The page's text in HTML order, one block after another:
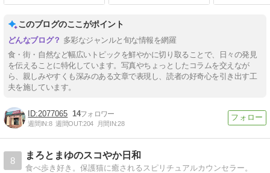
このブログのここがポイント
多彩なジャンルと旬な情報を網羅
食・街・自然など幅広いトピックを鮮やかに切り取ることで、日々の発見
を伝えることに特化しています。写真やちょっとしたコラムを交えなが
ら、親しみやすくも深みのある文章で表現し、読者の好奇心を引き出す工
夫を施しています。
2077065 14
週間IN:8 週間OUT:204 月間IN:28
8
まろとまゆのスコやか日和
食べ歩き好き。保護猫に癒されるスピリチュアルカウンセラー。